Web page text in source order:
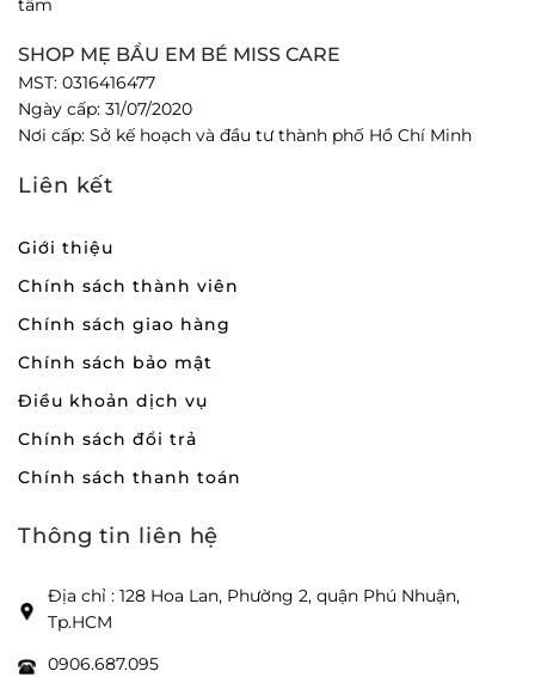
tâm
SHOP MẸ BẦU EM BÉ MISS CARE
MST: 0316416477
Ngày cấp: 31/07/2020
Nơi cấp: Sở kế hoạch và đầu tư thành phố Hồ Chí Minh
Liên kết
Giới thiệu
Chính sách thành viên
Chính sách giao hàng
Chính sách bảo mật
Điều khoản dịch vụ
Chính sách đổi trả
Chính sách thanh toán
Thông tin liên hệ
Địa chỉ : 128 Hoa Lan, Phường 2, quận Phú Nhuận,
Tp.HCM
0906.687.095